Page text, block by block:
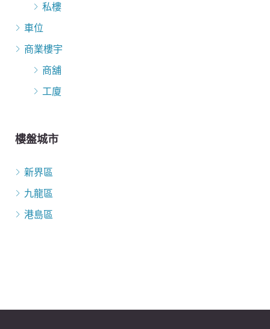
私樓
車位
商業樓宇
商舖
工廈
樓盤城市
新界區
九龍區
港島區